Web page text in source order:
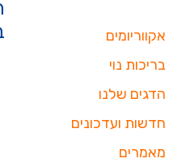
אקווריומים
בריכות נוי
הדגים שלנו
חדשות ועדכונים
מאמרים